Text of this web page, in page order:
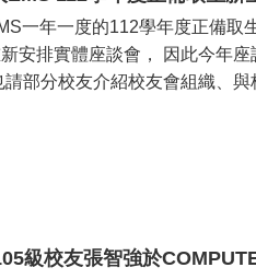
一年一度的112學年度正備取
安排實體座談會， 因此今年
請部分校友介紹校友會組織、與
級校友張智強於